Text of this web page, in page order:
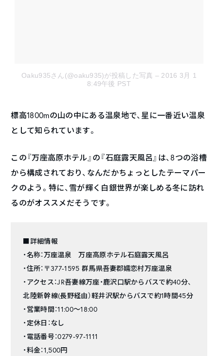
Oaku935さん(@oaku935)が投稿した写真 – 2016 3月 1
8:49午後 PST
標高1800mの山の中にある温泉地で、星に一番近い温泉
として知られています。
この『万座高原ホテル』の『石庭露天風呂』は、8つの浴槽
から構成されており、なんだかちょっとしたテーマパー
クのよう。特に、雪が輝く白銀世界が楽しめる冬に訪れ
るのがオススメだそうです。
■詳細情報
・名称：万座温泉 万座高原ホテル石庭露天風呂
・住所：〒377-1595 群馬県吾妻郡嬬恋村万座温泉
・アクセス：JR吾妻線万座・鹿沢口駅からバスで約40分、
北陸新幹線(長野経由）軽井沢駅からバスで約1時間45分
・営業時間：11:00〜18:00
・定休日：なし
・電話番号：0279-97-1111
・料金：1,500円